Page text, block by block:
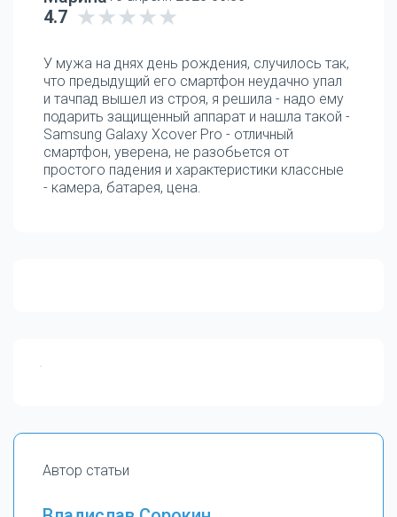
4.7
У мужа на днях день рождения, случилось так,
что предыдущий его смартфон неудачно упал
и тачпад вышел из строя, я решила - надо ему
подарить защищенный аппарат и нашла такой -
Samsung Galaxy Xcover Pro - отличный
смартфон, уверена, не разобьется от
простого падения и характеристики классные
- камера, батарея, цена.
Автор статьи